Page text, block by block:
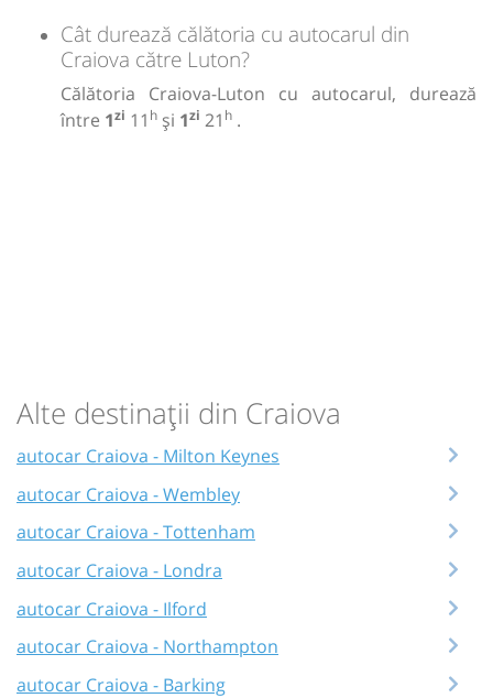
Cât durează călătoria cu autocarul din
Craiova către Luton?
Călătoria Craiova-Luton cu autocarul, durează
între 1zi 11 h și 1zi 21 h .
Alte destinații din Craiova
autocar Craiova - Milton Keynes
autocar Craiova - Wembley
autocar Craiova - Tottenham
autocar Craiova - Londra
autocar Craiova - Ilford
autocar Craiova - Northampton
autocar Craiova - Barking